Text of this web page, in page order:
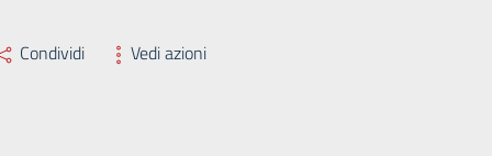
Condividi Vedi azioni